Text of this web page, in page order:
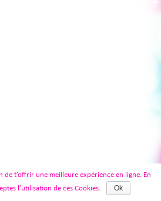
de t’offrir une meilleure expérience en ligne. En
l’utilisation de ces Cookies.
Ok